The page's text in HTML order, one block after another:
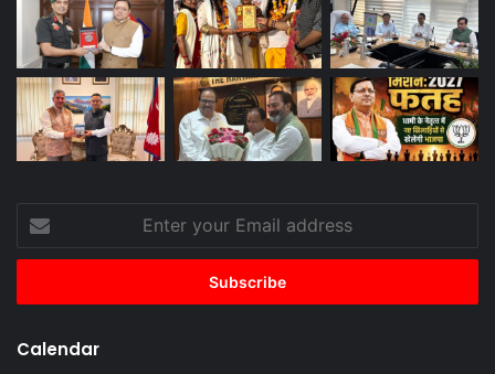
your
Email
Calendar